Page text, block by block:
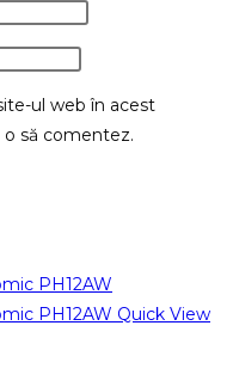
ul web în acest
să comentez.
Quick View